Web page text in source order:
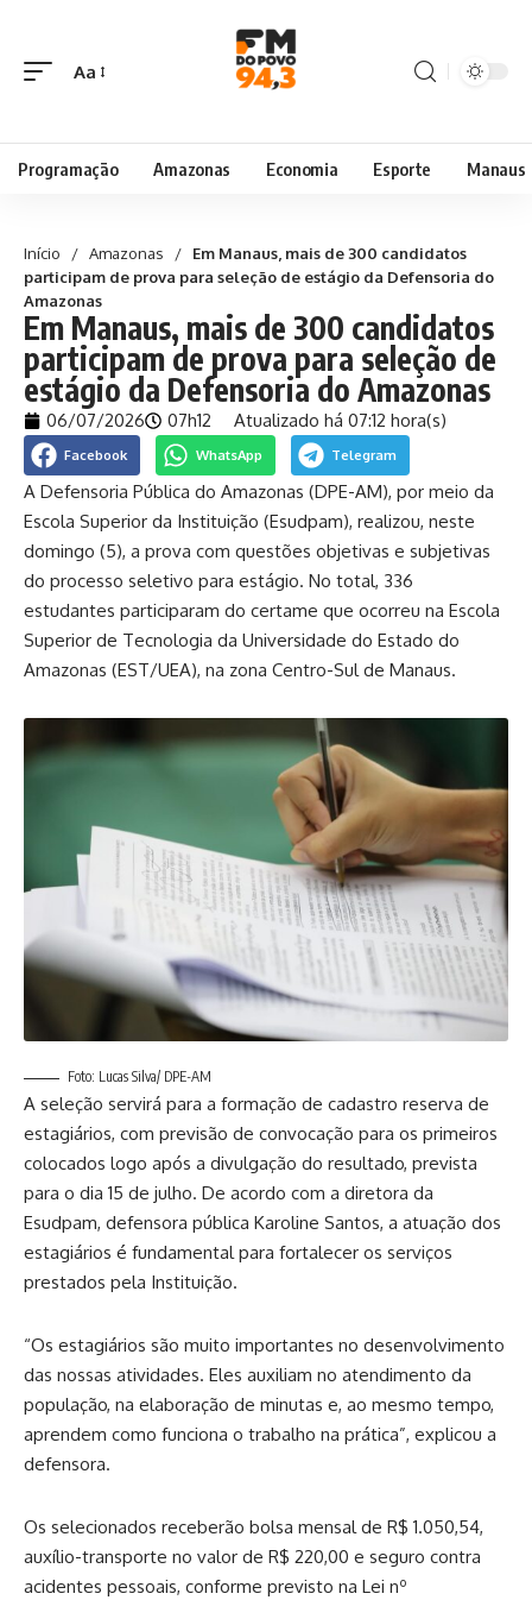
Aa
Programação Amazonas Economia Esporte Manaus
Início / Amazonas /
Em Manaus, mais de 300 candidatos
participam de prova para seleção de estágio da Defensoria do
Amazonas
Em Manaus, mais de 300 candidatos
participam de prova para seleção de
estágio da Defensoria do Amazonas
06/07/2026 07h12 Atualizado há 07:12 hora(s)
Facebook WhatsApp Telegram
A Defensoria Pública do Amazonas (DPE-AM), por meio da
Escola Superior da Instituição (Esudpam), realizou, neste
domingo (5), a prova com questões objetivas e subjetivas
do processo seletivo para estágio. No total, 336
estudantes participaram do certame que ocorreu na Escola
Superior de Tecnologia da Universidade do Estado do
Amazonas (EST/UEA), na zona Centro-Sul de Manaus.
Foto: Lucas Silva/ DPE-AM
A seleção servirá para a formação de cadastro reserva de
estagiários, com previsão de convocação para os primeiros
colocados logo após a divulgação do resultado, prevista
para o dia 15 de julho. De acordo com a diretora da
Esudpam, defensora pública Karoline Santos, a atuação dos
estagiários é fundamental para fortalecer os serviços
prestados pela Instituição.
“Os estagiários são muito importantes no desenvolvimento
das nossas atividades. Eles auxiliam no atendimento da
população, na elaboração de minutas e, ao mesmo tempo,
aprendem como funciona o trabalho na prática”, explicou a
defensora.
Os selecionados receberão bolsa mensal de R$ 1.050,54,
auxílio-transporte no valor de R$ 220,00 e seguro contra
acidentes pessoais, conforme previsto na Lei nº